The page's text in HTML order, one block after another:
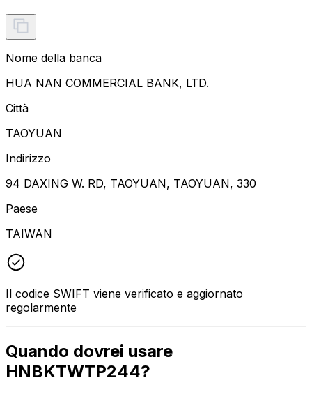
Nome della banca
HUA NAN COMMERCIAL BANK, LTD.
Città
TAOYUAN
Indirizzo
94 DAXING W. RD, TAOYUAN, TAOYUAN, 330
Paese
TAIWAN
Il codice SWIFT viene verificato e aggiornato
regolarmente
Quando dovrei usare
HNBKTWTP244?